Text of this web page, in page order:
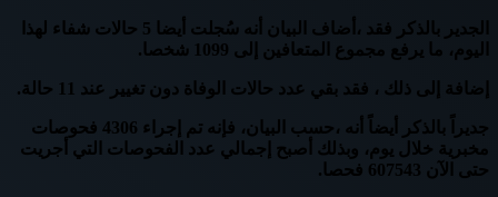
الجدير بالذكر فقد ،أضاف البيان أنه سُجلت أيضا 5 حالات شفاء لهذا
اليوم، ما يرفع مجموع المتعافين إلى 1099 شخصا.
إضافة إلى ذلك ، فقد بقي عدد حالات الوفاة دون تغيير عند 11 حالة.
جديراً بالذكر أيضاً أنه ،حسب البيان، فإنه تم إجراء 4306 فحوصات
مخبرية خلال يوم، وبذلك أصبح إجمالي عدد الفحوصات التي أجريت
حتى الآن 607543 فحصا.